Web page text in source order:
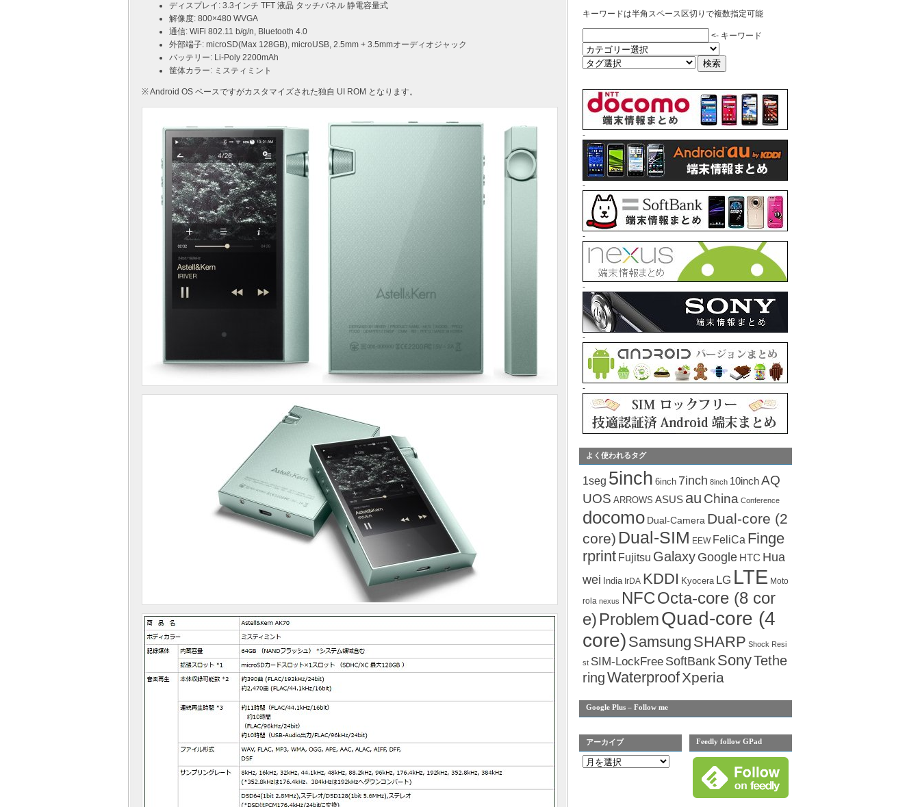
ディスプレイ: 3.3インチ TFT 液晶 タッチパネル 静電容量式
解像度: 800×480 WVGA
通信: WiFi 802.11 b/g/n, Bluetooth 4.0
外部端子: microSD(Max 128GB), microUSB, 2.5mm + 3.5mmオーディオジャック
バッテリー: Li-Poly 2200mAh
筐体カラー: ミスティミント
※ Android OS ベースですがカスタマイズされた独自 UI ROM となります。
キーワードは半角スペース区切りで複数指定可能
<- キーワード
-
-
-
-
-
-
よく使われるタグ
1seg 5inch 6inch 7inch 8inch 10inchAQ
UOS ARROWS ASUS au China Conference
docomo Dual-Camera Dual-core (2
core) Dual-SIM EEW FeliCa Finge
rprint Fujitsu Galaxy Google HTC Hua
wei India IrDA KDDI Kyocera LG LTE Moto
rola nexus NFCOcta-core (8 cor
e) ProblemQuad-core (4
core) Samsung SHARP Shock Resi
st SIM-LockFree SoftBank SonyTethe
ringWaterproofXperia
Google Plus – Follow me
アーカイブ Feedly follow GPad